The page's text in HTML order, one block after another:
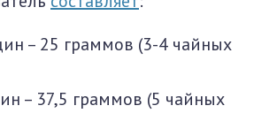
– 25 граммов (3-4 чайных
– 37,5 граммов (5 чайных